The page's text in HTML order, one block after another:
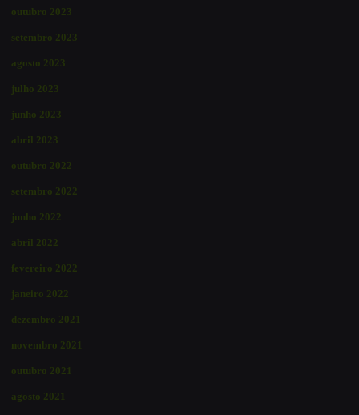
outubro 2023
setembro 2023
agosto 2023
julho 2023
junho 2023
abril 2023
outubro 2022
setembro 2022
junho 2022
abril 2022
fevereiro 2022
janeiro 2022
dezembro 2021
novembro 2021
outubro 2021
agosto 2021